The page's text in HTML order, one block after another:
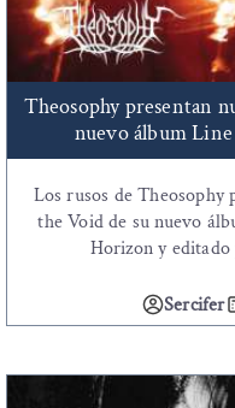
Theosophy presentan
nuevo álbum
Los rusos de Theosophy
the Void de su nuevo
Horizon y
Sercifer